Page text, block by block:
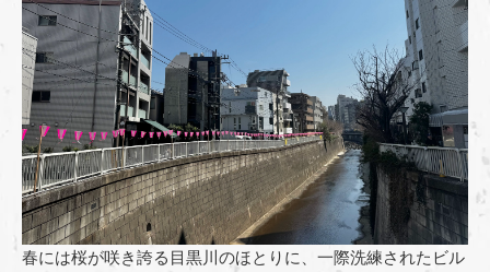
春には桜が咲き誇る目黒川のほとりに、一際洗練されたビル